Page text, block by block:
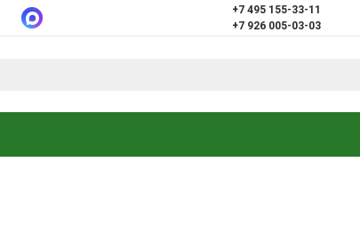
+7 495 155-33-11
+7 926 005-03-03